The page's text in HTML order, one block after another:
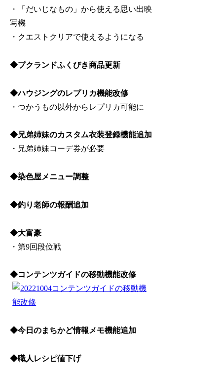
・「だいじなもの」から使える思い出映
写機
・クエストクリアで使えるようになる
◆プクランドふくびき商品更新
◆ハウジングのレプリカ機能改修
・つかうもの以外からレプリカ可能に
◆兄弟姉妹のカスタム衣装登録機能追加
・兄弟姉妹コーデ券が必要
◆染色屋メニュー調整
◆釣り老師の報酬追加
◆大富豪
・第9回段位戦
◆コンテンツガイドの移動機能改修
◆今日のまちかど情報メモ機能追加
◆職人レシピ値下げ